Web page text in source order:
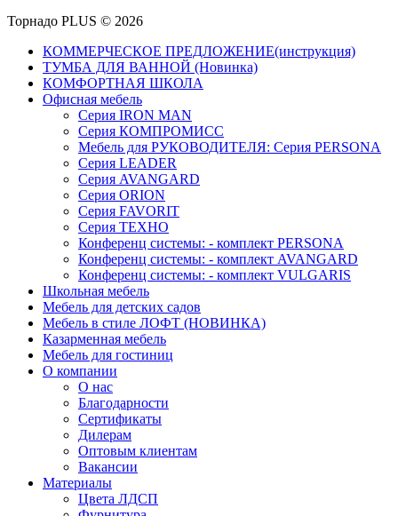
Торнадо PLUS © 2026
КОММЕРЧЕСКОЕ ПРЕДЛОЖЕНИЕ(инструкция)
ТУМБА ДЛЯ ВАННОЙ (Новинка)
КОМФОРТНАЯ ШКОЛА
Офисная мебель
Серия IRON MAN
Серия КОМПРОМИСС
Мебель для РУКОВОДИТЕЛЯ: Серия PERSONA
Серия LEADER
Серия AVANGARD
Серия ORION
Серия FAVORIT
Серия ТЕХНО
Конференц системы: - комплект PERSONA
Конференц системы: - комплект AVANGARD
Конференц системы: - комплект VULGARIS
Школьная мебель
Мебель для детских садов
Мебель в стиле ЛОФТ (НОВИНКА)
Казарменная мебель
Мебель для гостиниц
О компании
О нас
Благодарности
Сертификаты
Дилерам
Оптовым клиентам
Вакансии
Материалы
Цвета ЛДСП